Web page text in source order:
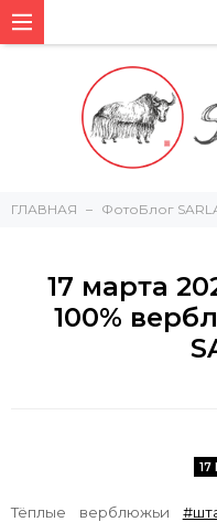
ГЛАВНАЯ ФотоБлог
17 марта
100%
Тёплые верблюжьи